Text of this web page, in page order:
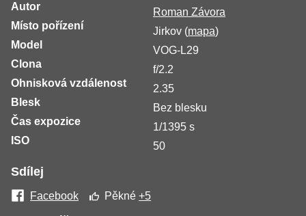
Autor
Roman Závora
Místo pořízení
Jirkov (mapa)
Model
VOG-L29
Clona
f/2.2
Ohnisková vzdálenost
2.35
Blesk
Bez blesku
Čas expozice
1/1395 s
ISO
50
Sdílej
Facebook Pěkné+5